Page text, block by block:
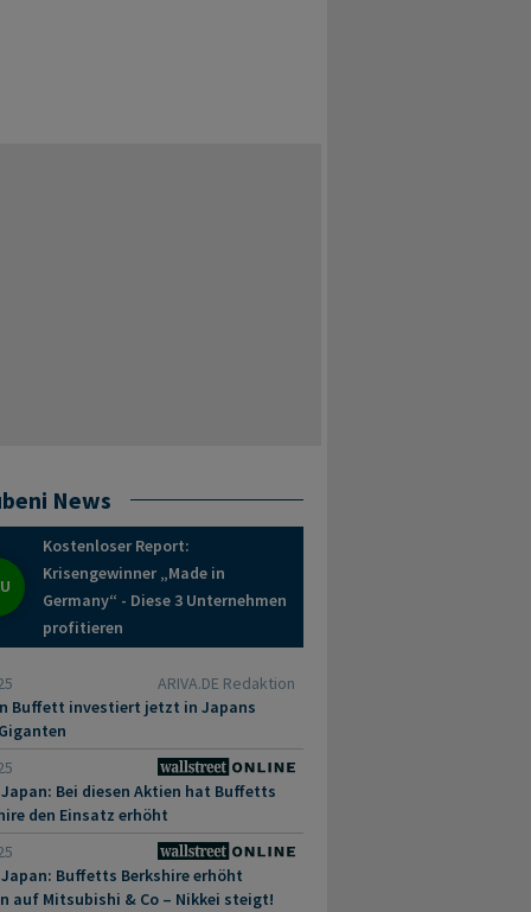
News
Kostenloser Report:
Krisengewinner „Made in
Germany“ - Diese 3 Unternehmen
profitieren
ARIVA.DE Redaktion
Buffett investiert jetzt in Japans
Bei diesen Aktien hat Buffetts
den Einsatz erhöht
Buffetts Berkshire erhöht
auf Mitsubishi & Co – Nikkei steigt!